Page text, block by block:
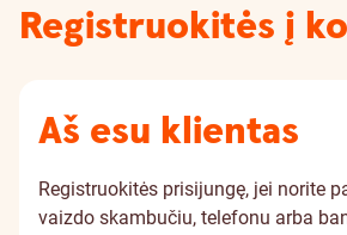
Registruokitės į
Aš esu klientas
Registruokitės prisijungę, jei norite
vaizdo skambučiu, telefonu arba